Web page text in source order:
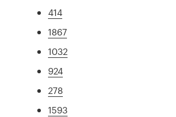
414
1867
1032
924
278
1593